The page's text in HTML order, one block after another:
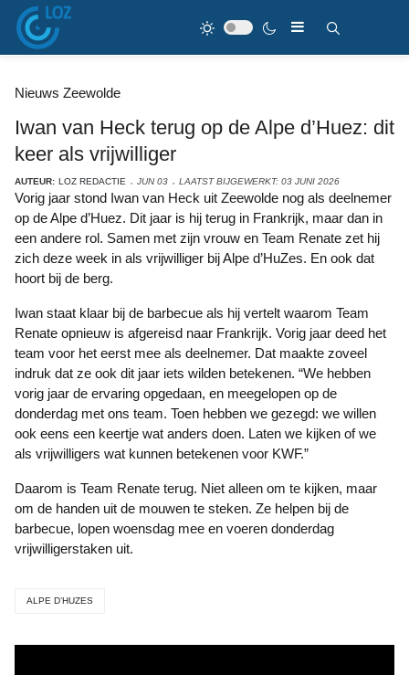
Nieuws Zeewolde
Iwan van Heck terug op de Alpe d’Huez: dit
keer als vrijwilliger
AUTEUR: LOZ REDACTIE JUN 03 LAATST BIJGEWERKT: 03 JUNI 2026
Vorig jaar stond Iwan van Heck uit Zeewolde nog als deelnemer
op de Alpe d’Huez. Dit jaar is hij terug in Frankrijk, maar dan in
een andere rol. Samen met zijn vrouw en Team Renate zet hij
zich deze week in als vrijwilliger bij Alpe d’HuZes. En ook dat
hoort bij de berg.
Iwan staat klaar bij de barbecue als hij vertelt waarom Team
Renate opnieuw is afgereisd naar Frankrijk. Vorig jaar deed het
team voor het eerst mee als deelnemer. Dat maakte zoveel
indruk dat ze ook dit jaar iets wilden betekenen. “We hebben
vorig jaar de ervaring opgedaan, en meegelopen op de
donderdag met ons team. Toen hebben we gezegd: we willen
ook eens een keertje wat anders doen. Laten we kijken of we
als vrijwilligers wat kunnen betekenen voor KWF.”
Daarom is Team Renate terug. Niet alleen om te kijken, maar
om de handen uit de mouwen te steken. Ze helpen bij de
barbecue, lopen woensdag mee en voeren donderdag
vrijwilligerstaken uit.
ALPE D’HUZES